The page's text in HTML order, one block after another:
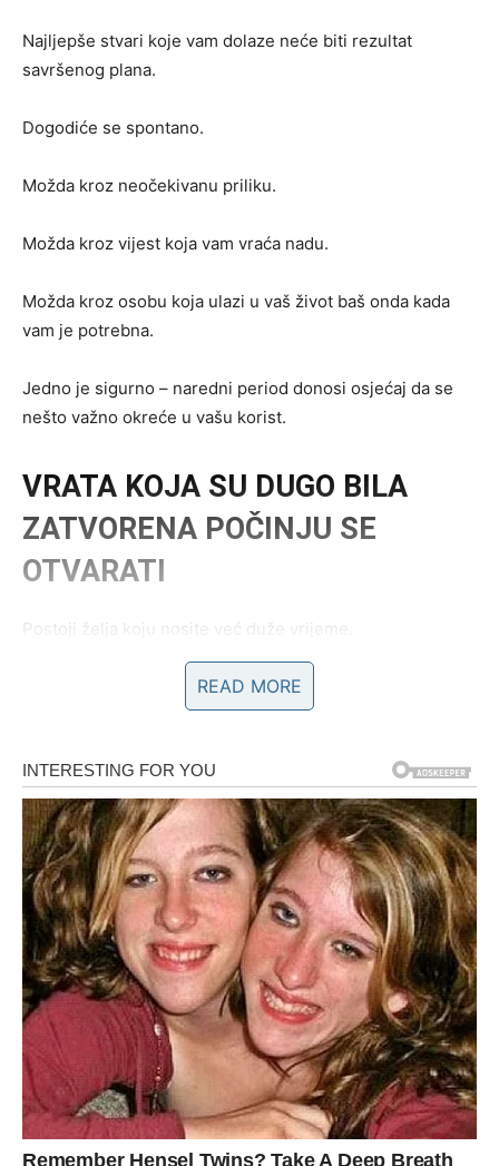
Najljepše stvari koje vam dolaze neće biti rezultat
savršenog plana.
Dogodiće se spontano.
Možda kroz neočekivanu priliku.
Možda kroz vijest koja vam vraća nadu.
Možda kroz osobu koja ulazi u vaš život baš onda kada
vam je potrebna.
Jedno je sigurno – naredni period donosi osjećaj da se
nešto važno okreće u vašu korist.
VRATA KOJA SU DUGO BILA
ZATVORENA POČINJU SE
OTVARATI
Postoji želja koju nosite već duže vrijeme.
Možda je vezana za posao.
Možda za ljubav ili privatni život.
Do sada su okolnosti bile takve da ste morale čekati.
Ali zvijezde pokazuju da vrijeme čekanja polako završava.
Pojavljuju se nove mogućnosti.
Pojavljuju se ljudi koji vam mogu pomoći.
Pojavljuju se odgovori koje ste dugo tražile.
READ MORE